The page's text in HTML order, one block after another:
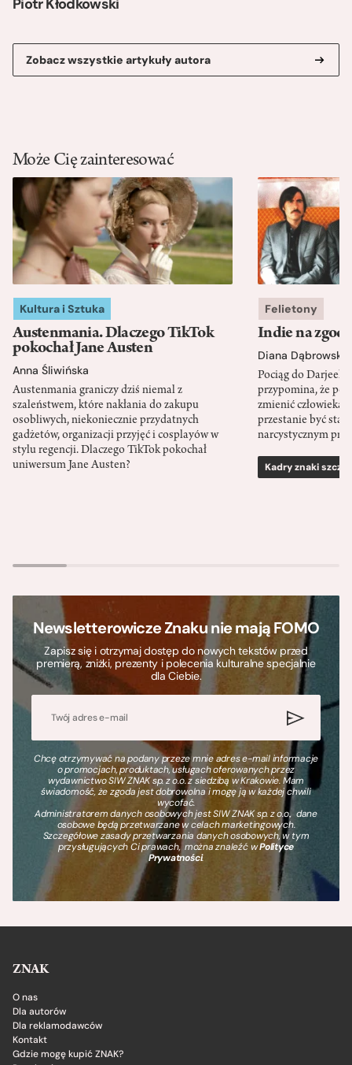
Piotr Kłodkowski
Zobacz wszystkie artykuły autora
Może Cię zainteresować
Kultura i Sztuka
Austenmania. Dlaczego TikTok
pokochał Jane Austen
Anna Śliwińska
Austenmania graniczy dziś niemal z
szaleństwem, które nakłania do zakupu
osobliwych, niekoniecznie przydatnych
gadżetów, organizacji przyjęć i cosplayów w
stylu regencji. Dlaczego TikTok pokochał
uniwersum Jane Austen?
Felietony
Indie na
Diana Dąbrowska
Pociąg do
przypomina, że
zmienić człowieka
przestanie być
narcystycznym
Kadry znaki
Newsletterowicze Znaku nie mają FOMO
Zapisz się i otrzymaj dostęp do nowych tekstów przed
premierą, zniżki, prezenty i polecenia kulturalne specjalnie
dla Ciebie.
Chcę otrzymywać na podany przeze mnie adres e-mail informacje
o promocjach, produktach, usługach oferowanych przez
wydawnictwo SIW ZNAK sp. z o.o. z siedzibą w Krakowie. Mam
świadomość, że zgoda jest dobrowolna i mogę ją w każdej chwili
wycofać.
Administratorem danych osobowych jest SIW ZNAK sp. z o.o., dane
osobowe będą przetwarzane w celach marketingowych.
Szczegółowe zasady przetwarzania danych osobowych, w tym
przysługujących Ci prawach, można znaleźć wPolityce
Prywatności.
ZNAK
O nas
Dla autorów
Dla reklamodawców
Kontakt
Gdzie mogę kupić ZNAK?